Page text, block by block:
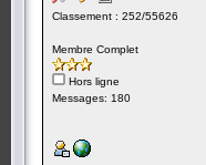
Classement : 252/55626
Membre Complet
Hors ligne
Messages: 180